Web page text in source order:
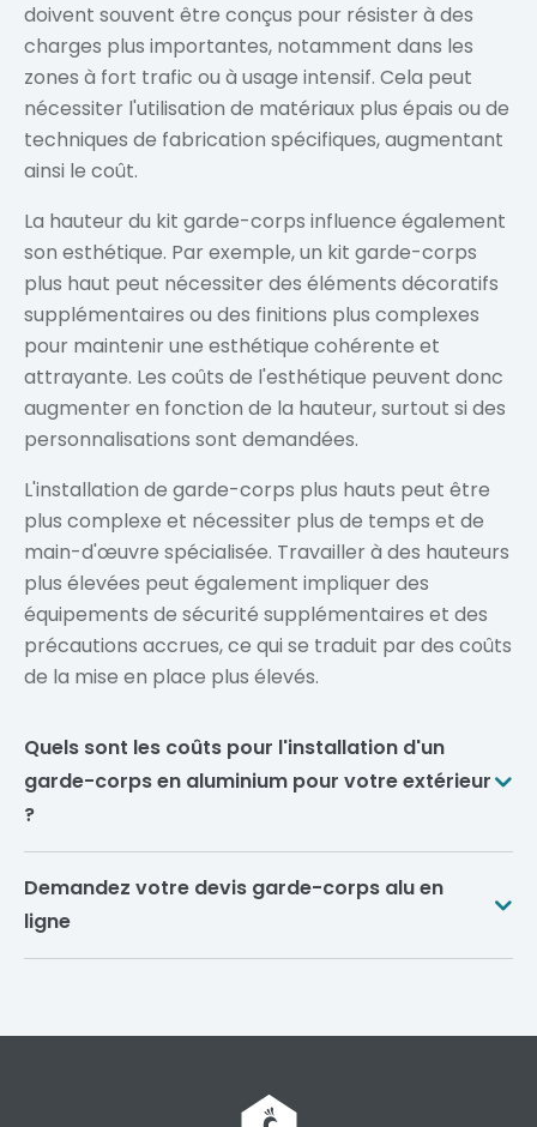
doivent souvent être conçus pour résister à des
charges plus importantes, notamment dans les
zones à fort trafic ou à usage intensif. Cela peut
nécessiter l'utilisation de matériaux plus épais ou de
techniques de fabrication spécifiques, augmentant
ainsi le coût.
La hauteur du kit garde-corps influence également
son esthétique. Par exemple, un kit garde-corps
plus haut peut nécessiter des éléments décoratifs
supplémentaires ou des finitions plus complexes
pour maintenir une esthétique cohérente et
attrayante. Les coûts de l'esthétique peuvent donc
augmenter en fonction de la hauteur, surtout si des
personnalisations sont demandées.
L'installation de garde-corps plus hauts peut être
plus complexe et nécessiter plus de temps et de
main-d'œuvre spécialisée. Travailler à des hauteurs
plus élevées peut également impliquer des
équipements de sécurité supplémentaires et des
précautions accrues, ce qui se traduit par des coûts
de la mise en place plus élevés.
Quels sont les coûts pour l'installation d'un
garde-corps en aluminium pour votre extérieur
?
L'installation d'un kit garde-corps (ou balustrade)
en aluminium pour l'extérieur implique plusieurs
Les matériaux représentent une part significative
modèle de garde-corps choisi, que ce soit
Demandez votre devis garde-corps alu en
ligne
résistance aux intempéries, constitue un choix